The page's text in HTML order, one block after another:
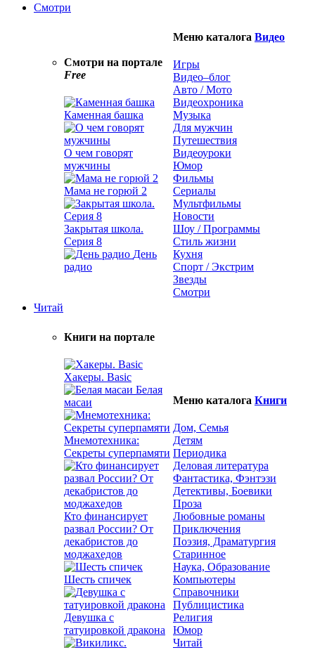
Смотри
Смотри на портале
Free
Каменная башка
О чем говорят
мужчины
Мама не горюй 2
Закрытая школа.
Серия 8
День
радио
Меню каталога Видео
Игры
Видео–блог
Авто / Мото
Видеохроника
Музыка
Для мужчин
Путешествия
Видеоуроки
Юмор
Фильмы
Сериалы
Мультфильмы
Новости
Шоу / Программы
Стиль жизни
Кухня
Спорт / Экстрим
Звезды
Смотри
Читай
Книги на портале
Хакеры. Basic
Белая
масаи
Мнемотехника:
Секреты суперпамяти
Кто финансирует
развал России? От
декабристов до
моджахедов
Шесть спичек
Девушка с
татуировкой дракона
Меню каталога Книги
Дом, Семья
Детям
Периодика
Деловая литература
Фантастика, Фэнтэзи
Детективы, Боевики
Проза
Любовные романы
Приключения
Поэзия, Драматургия
Старинное
Наука, Образование
Компьютеры
Справочники
Публицистика
Религия
Юмор
Читай